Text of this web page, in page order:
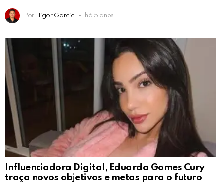
Por Higor Garcia há 5 anos
Influenciadora Digital, Eduarda Gomes Cury
traça novos objetivos e metas para o futuro